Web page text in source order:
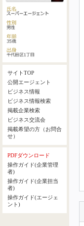
サイトTOP
公開エージェント
ビジネス情報
ビジネス情報検索
掲載企業検索
ビジネス交流会
掲載希望の方（お問合
せ）
PDFダウンロード
操作ガイド(企業管理
者)
操作ガイド(企業担当
者)
操作ガイド(エージェ
ント)